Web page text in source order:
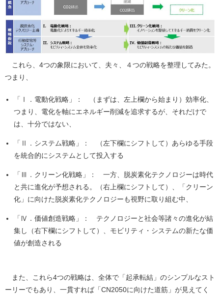
これら、4つの象限において、夫々、４つの戦略を整理してみた。
つまり、
「Ⅰ．電動化戦略」： （まずは、左上欄から始まり）効率化、
つまり、電化を軸にエネルギー削減を追求するが、それだけで
は、十分ではない、
「Ⅱ．システム戦略」： （左下欄にシフトして）あらゆる手段
を統合的にシステムとして投入する
「Ⅲ．クリーン化戦略」： 一方、脱炭素化テクノロジーは時代
と共に進化が予想される。（右上欄にシフトして）、「クリーン
化」に向けた脱炭素化テクノロジーも視野に取り組む中、
「Ⅳ．価値創造戦略」： テクノロジーと社会等諸々の進化が結
集し（右下欄にシフトして）、モビリティ・システムの新たな価
値が創造される
また、これら4つの戦略は、全体で「起承転結」のシンプルなスト
ーリーでもあり、一貫すれば「CN2050に向けた道筋」が見えてく